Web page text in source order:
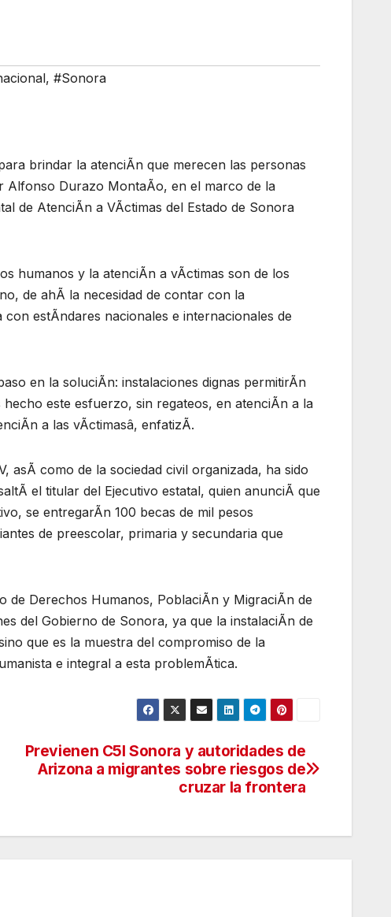
, #Sonora
brindar la atenciÃn que merecen las personas
Alfonso Durazo MontaÃo, en el marco de la
de AtenciÃn a VÃctimas del Estado de Sonora
humanos y la atenciÃn a vÃctimas son de los
de ahÃ la necesidad de contar con la
estÃndares nacionales e internacionales de
en la soluciÃn: instalaciones dignas permitirÃn
este esfuerzo, sin regateos, en atenciÃn a la
a las vÃctimasâ, enfatizÃ.
asÃ como de la sociedad civil organizada, ha sido
el titular del Ejecutivo estatal, quien anunciÃ que
se entregarÃn 100 becas de mil pesos
de preescolar, primaria y secundaria que
de Derechos Humanos, PoblaciÃn y MigraciÃn de
del Gobierno de Sonora, ya que la instalaciÃn de
que es la muestra del compromiso de la
e integral a esta problemÃtica.
Previenen C5I Sonora y autoridades de
Arizona a migrantes sobre riesgos de
cruzar la frontera